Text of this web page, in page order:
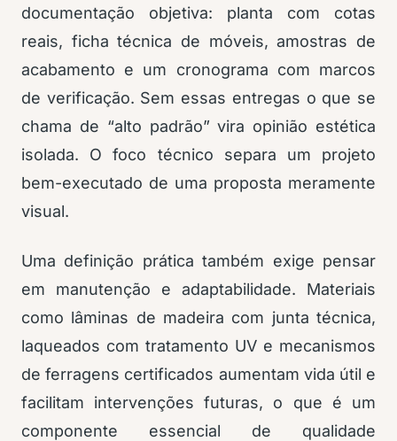
documentação objetiva: planta com cotas
reais, ficha técnica de móveis, amostras de
acabamento e um cronograma com marcos
de verificação. Sem essas entregas o que se
chama de “alto padrão” vira opinião estética
isolada. O foco técnico separa um projeto
bem-executado de uma proposta meramente
visual.
Uma definição prática também exige pensar
em manutenção e adaptabilidade. Materiais
como lâminas de madeira com junta técnica,
laqueados com tratamento UV e mecanismos
de ferragens certificados aumentam vida útil e
facilitam intervenções futuras, o que é um
componente essencial de qualidade